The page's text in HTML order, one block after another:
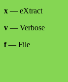
x — eXtract
v — Verbose
f— File